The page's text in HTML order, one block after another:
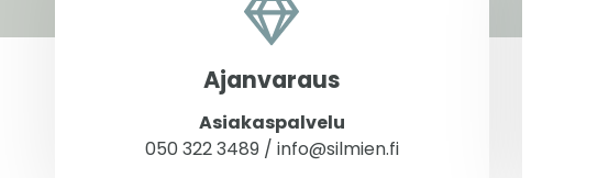
Ajanvaraus
Asiakaspalvelu
050 322 3489 / info@silmien.fi